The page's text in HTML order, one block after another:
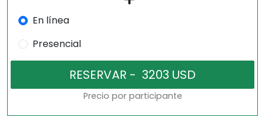
En línea
Presencial
Precio por participante